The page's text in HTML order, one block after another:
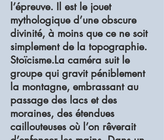
l’épreuve. Il est le jouet
mythologique d’une obscure
divinité, à moins que ce ne soit
simplement de la topographie.
Stoïcisme.La caméra suit le
groupe qui gravit péniblement
la montagne, embrassant au
passage des lacs et des
moraines, des étendues
caillouteuses où l’on rêverait